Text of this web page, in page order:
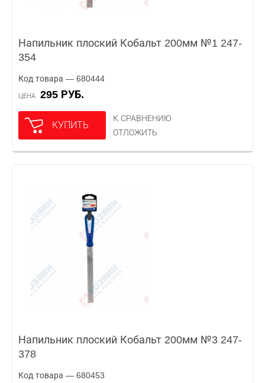
Напильник плоский Кобальт 200мм №1 247-
354
Код товара — 680444
ЦЕНА 295 РУБ.
КУПИТЬ
К СРАВНЕНИЮ
ОТЛОЖИТЬ
Напильник плоский Кобальт 200мм №3 247-
378
Код товара — 680453